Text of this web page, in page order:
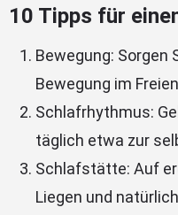
10 Tipps für
Bewegung: Sorgen
Bewegung im
Schlafrhythmus:
täglich etwa zur
Schlafstätte: Auf
Liegen und